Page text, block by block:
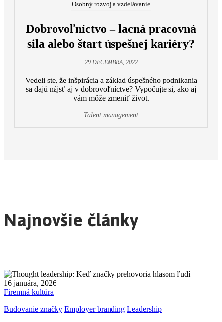
Osobný rozvoj a vzdelávanie
Dobrovoľníctvo – lacná pracovná
sila alebo štart úspešnej kariéry?
29 DECEMBRA, 2022
Vedeli ste, že inšpirácia a základ úspešného podnikania
sa dajú nájsť aj v dobrovoľníctve? Vypočujte si, ako aj
vám môže zmeniť život.
Talent management
Najnovšie články
16 januára, 2026
Firemná kultúra
Budovanie značky Employer branding Leadership